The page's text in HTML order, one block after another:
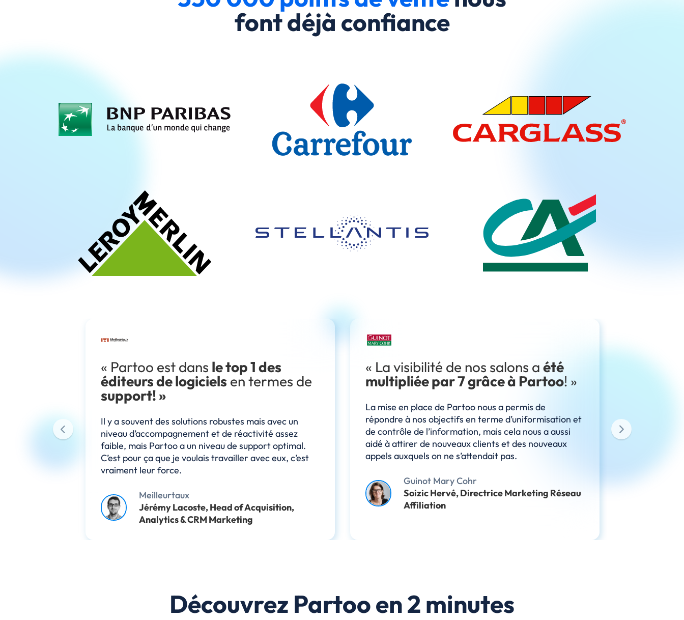
font déjà confiance
« Partoo est dans le top 1 des
éditeurs de logiciels en termes de
support! »
Il y a souvent des solutions robustes mais avec un
niveau d’accompagnement et de réactivité assez
faible, mais Partoo a un niveau de support optimal.
C’est pour ça que je voulais travailler avec eux, c’est
vraiment leur force.
Meilleurtaux
Jérémy Lacoste, Head of Acquisition,
Analytics & CRM Marketing
« La visibilité de nos salons a été
multipliée par 7 grâce à Partoo! »
La mise en place de Partoo nous a permis de
répondre à nos objectifs en terme d’uniformisation et
de contrôle de l’information, mais cela nous a aussi
aidé à attirer de nouveaux clients et des nouveaux
appels auxquels on ne s’attendait pas.
Guinot Mary Cohr
Soizic Hervé, Directrice Marketing Réseau
Affiliation
faille, ainsi
Découvrez Partoo en 2 minutes